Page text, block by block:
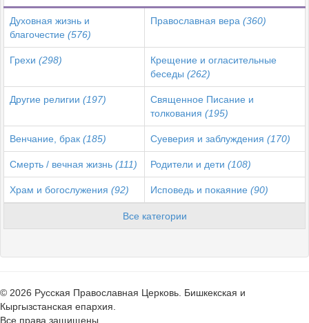
Духовная жизнь и
благочестие (576)
Православная вера (360)
Грехи (298)
Крещение и огласительные
беседы (262)
Другие религии (197)
Священное Писание и
толкования (195)
Венчание, брак (185) Суеверия и заблуждения (170)
Смерть / вечная жизнь (111) Родители и дети (108)
Храм и богослужения (92) Исповедь и покаяние (90)
Все категории
© 2026 Русская Православная Церковь. Бишкекская и
Кыргызстанская епархия.
Все права защищены.